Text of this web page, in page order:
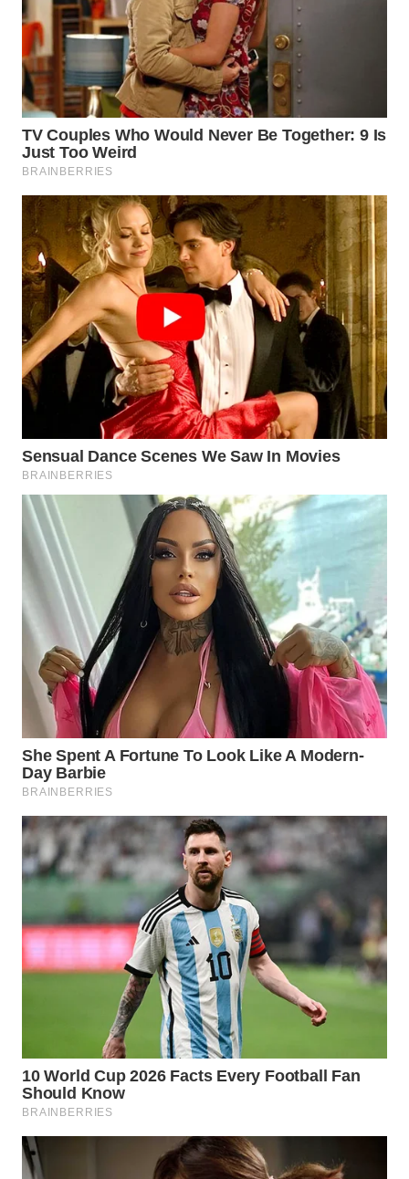
WN
DANAU
TOBA
WN
NIAS
LANGKAT
WN
TAPANULI
SELATAN
WN
TANJUNG
LESUNG
KARO
WN
SIMALUNGUN
WN
LABUHANBATU
WN
TAPANULI
TENGAH
WN DELI
SERDANG
WN
TINGGI
WN
PAKPAK
WN
KARAWANG
WN
BOGOR
DEPOK